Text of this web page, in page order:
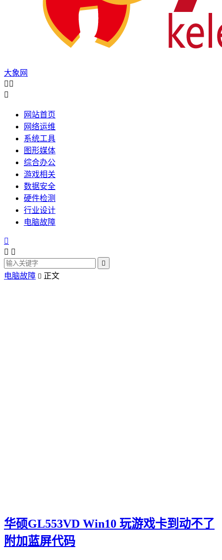
大象网
 

网站首页
网络运维
系统工具
图形媒体
综合办公
游戏相关
数据安全
硬件检测
行业设计
电脑故障

 

电脑故障  正文
华硕GL553VD Win10 玩游戏卡到动不了
附加蓝屏代码